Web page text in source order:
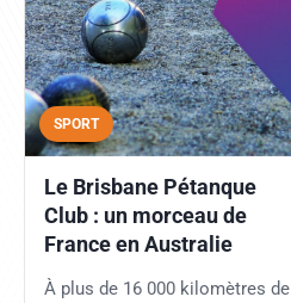
SPORT
Le Brisbane Pétanque
Club : un morceau de
France en Australie
À plus de 16 000 kilomètres de